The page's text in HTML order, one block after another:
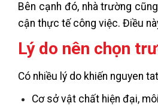
Bên cạnh đó, nhà trường
cận thực tế công việc. Điều
Lý do nên chọn
Có nhiều lý do khiến nguyen
Cơ sở vật chất hiện đại,